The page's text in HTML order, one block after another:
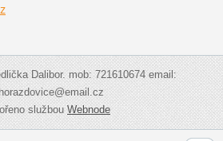
Dalibor. mob: 721610674 email:
službouWebnode